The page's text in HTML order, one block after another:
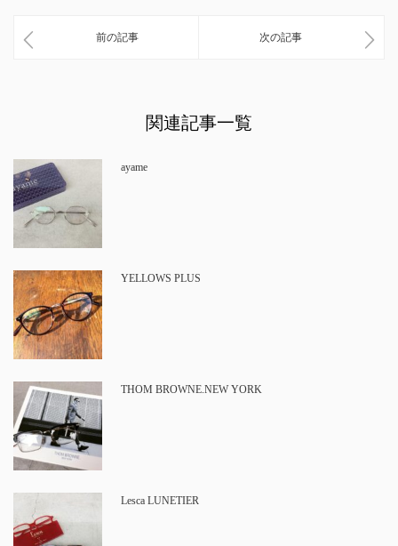
前の記事 次の記事
関連記事一覧
ayame
YELLOWS PLUS
THOM BROWNE.NEW YORK
Lesca LUNETIER